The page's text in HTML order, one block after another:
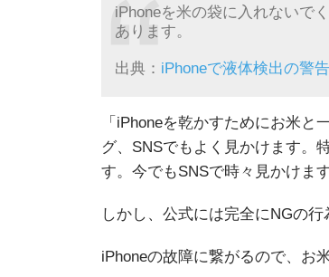
iPhoneを米の袋に入れないで
あります。
出典： iPhoneで液体検出の警
「iPhoneを乾かすためにお米
グ、SNSでもよく見かけます。
す。今でもSNSで時々見かけます
しかし、公式には完全にNGの行
iPhoneの故障に繋がるので、お